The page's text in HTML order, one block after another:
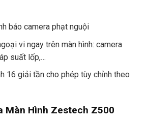
báo camera phạt nguội
vi ngay trên màn hình: camera
suất lốp,…
16 giải tần cho phép tùy chỉnh theo
Màn Hình Zestech Z500